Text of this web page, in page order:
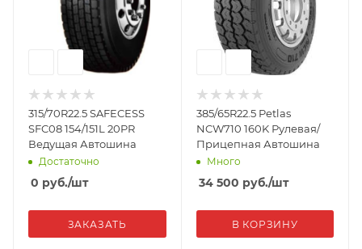
315/70R22.5 SAFECESS
SFC08 154/151L 20PR
Ведущая Автошина
Достаточно
0 руб./шт
ЗАКАЗАТЬ
385/65R22.5 Petlas
NCW710 160K Рулевая/
Прицепная Автошина
Много
34 500 руб./шт
В КОРЗИНУ